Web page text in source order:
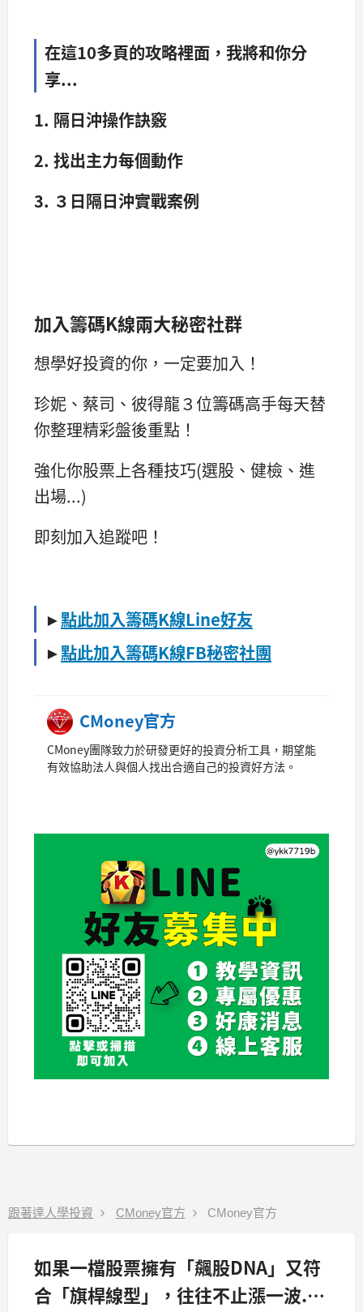
在這10多頁的攻略裡面，我將和你分
享...
1. 隔日沖操作訣竅
2. 找出主力每個動作
3. ３日隔日沖實戰案例
加入籌碼K線兩大秘密社群
想學好投資的你，一定要加入！
珍妮、蔡司、彼得龍３位籌碼高手每天替
你整理精彩盤後重點！
強化你股票上各種技巧(選股、健檢、進
出場...)
即刻加入追蹤吧！
►點此加入籌碼K線Line好友
►點此加入籌碼K線FB秘密社團
CMoney官方
CMoney團隊致力於研發更好的投資分析工具，期望能
有效協助法人與個人找出合適自己的投資好方法。
跟著達人學投資 CMoney官方 CMoney官方
如果一檔股票擁有「飆股DNA」又符
合「旗桿線型」，往往不止漲一波..